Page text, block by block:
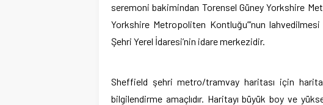
seremoni bakimindan Torensel Güney Yorkshire
Yorkshire Metropoliten Kontluğu”‘nun
Şehri Yerel İdaresi’nin idare merkezidir.
Sheffield şehri metro/tramvay haritası için
bilgilendirme amaçlıdır. Haritayı büyük boy ve